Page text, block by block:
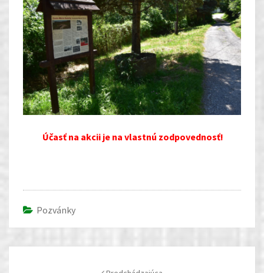
Účasť na akcii je na vlastnú zodpovednosť!
Pozvánky